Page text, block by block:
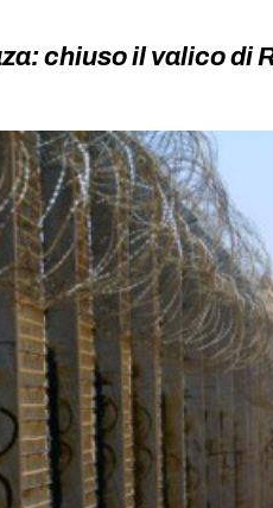
chiuso il valico di